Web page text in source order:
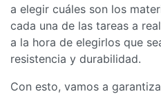
a elegir cuáles son los
cada una de las tareas a
a la hora de elegirlos que
resistencia y durabilidad.
Con esto, vamos a